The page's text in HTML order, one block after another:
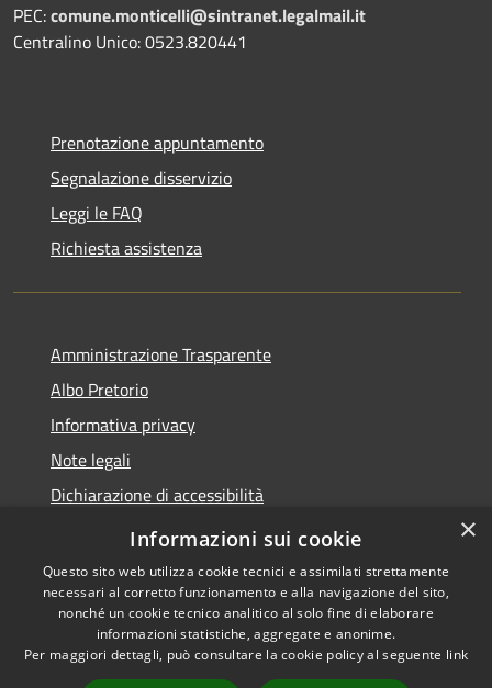
PEC:comune.monticelli@sintranet.legalmail.it
Centralino Unico: 0523.820441
Prenotazione appuntamento
Segnalazione disservizio
Leggi le FAQ
Richiesta assistenza
Amministrazione Trasparente
Albo Pretorio
Informativa privacy
Note legali
Dichiarazione di accessibilità
Obiettivi di accessibilità
Accessibilità
Copyright © 2026 • Comune di
Monticelli d'Ongina • Powered
×
Informazioni sui cookie
Questo sito web utilizza cookie tecnici e assimilati strettamente
necessari al corretto funzionamento e alla navigazione del sito,
nonché un cookie tecnico analitico al solo fine di elaborare
informazioni statistiche, aggregate e anonime.
Per maggiori dettagli, può consultare la cookie policy al seguente link